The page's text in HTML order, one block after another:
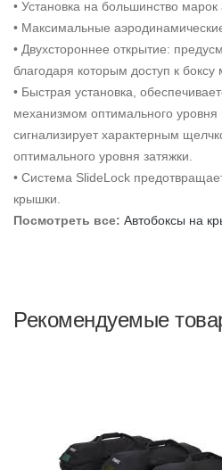
• Установка на большинство марок
• Максимальные
• Двухстороннее открытие:
благодаря которым доступ к
• Быстрая установка,
механизмом оптимального уровня
сигнализирует характерным
оптимального уровня затяжки.
• Система SlideLock
крышки.
Посмотреть все: Автобоксы на
Рекомендуемые